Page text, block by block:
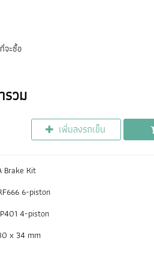
จะซื้อ
รวม
เพิ่มลงรถเข็น
Brake Kit
6-piston
4-piston
x 34 mm